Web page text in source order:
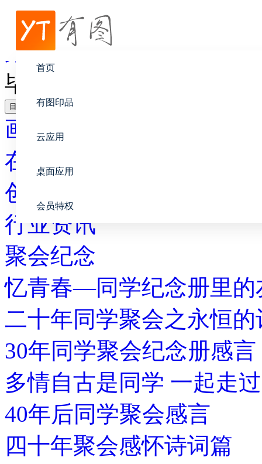
首页
有图印品
云应用
桌面应用
会员特权
帮助中心
聚会纪念
毕业同学录赠言
目录
画册设计
在线印刷
创意设计
行业资讯
聚会纪念
忆青春—同学纪念册里的
二十年同学聚会之永恒的
30年同学聚会纪念册感言
多情自古是同学 一起走
40年后同学聚会感言
四十年聚会感怀诗词篇